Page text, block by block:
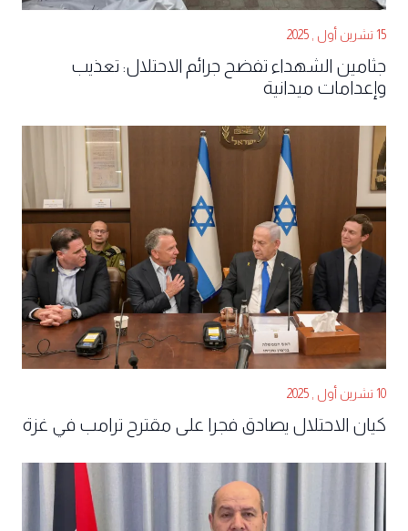
15 تشرين أول , 2025
جثامين الشهداء تفضح جرائم الاحتلال: تعذيب
وإعدامات ميدانية
10 تشرين أول , 2025
كيان الاحتلال يصادق فجرا على مقترح ترامب في غزة